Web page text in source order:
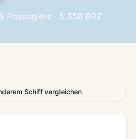
Passagiere · 5.350 BRZ
Schiff vergleichen